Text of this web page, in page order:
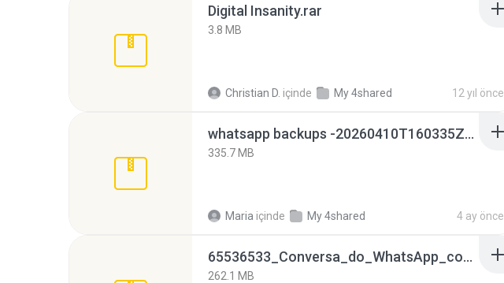
Digital Insanity.rar
3.8 MB
Christian D. içinde My 4shared 12 yıl önce
whatsapp backups -20260410T160335Z-3-001.zip
335.7 MB
Maria içinde My 4shared 4 ay önce
65536533_Conversa_do_WhatsApp_com_Meu_Esposo.zip
262.1 MB